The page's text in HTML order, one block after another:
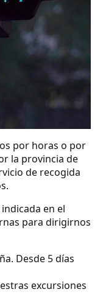
por horas o por
la provincia de
de recogida
en el
para dirigirnos
Desde 5 días
excursiones